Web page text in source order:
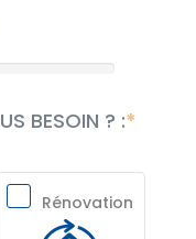
BESOIN ? :
Rénovation